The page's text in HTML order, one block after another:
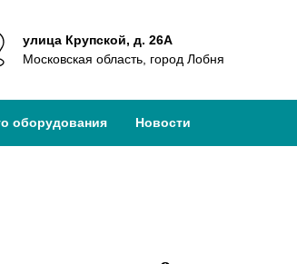
улица Крупской, д. 26А
Московская область, город Лобня
оборудования Новости